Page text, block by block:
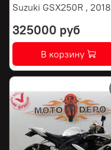
Suzuki GSX250R , 2018
325000 руб
В корзину